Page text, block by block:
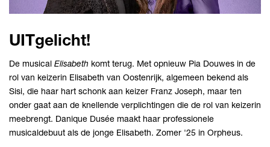
UITgelicht!
De musical Elisabeth komt terug. Met opnieuw Pia Douwes in de
rol van keizerin Elisabeth van Oostenrijk, algemeen bekend als
Sisi, die haar hart schonk aan keizer Franz Joseph, maar ten
onder gaat aan de knellende verplichtingen die de rol van keizerin
meebrengt. Danique Dusée maakt haar professionele
musicaldebuut als de jonge Elisabeth. Zomer '25 in Orpheus.